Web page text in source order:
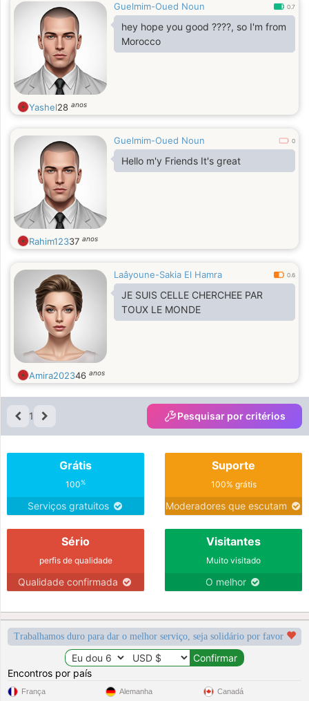
Guelmim-Oued Noun 0.7
hey hope you good ????, so I'm from
Morocco
Yashel28 anos
Guelmim-Oued Noun 0
Hello m'y Friends It's great
Rahim12337 anos
Laâyoune-Sakia El Hamra 0.6
JE SUIS CELLE CHERCHEE PAR
TOUX LE MONDE
Amira202346 anos
1 Pesquisar por critérios
Grátis
100%
Serviços gratuitos
Suporte
100% grátis
Moderadores que escutam
Sério
perfis de qualidade
Qualidade confirmada
Visitantes
Muito visitado
O melhor
Trabalhamos duro para dar o melhor serviço, seja solidário por favor
Encontros por país
França Alemanha Canadá